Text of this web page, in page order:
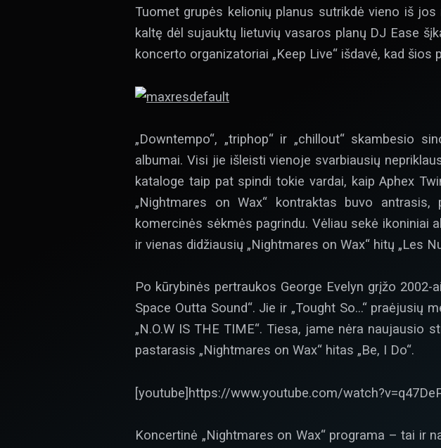
Tuomet grupės kelionių planus sutrikdė vieno iš
kaltę dėl sujauktų lietuvių vasaros planų DJ Ease
koncerto organizatoriai „Keep Live“ išdavė, kad
„Downtempo“, „triphop“ ir „chillout“ skambesio
albumai. Visi jie išleisti vienoje svarbiausių
kataloge taip pat spindi tokie vardai, kaip Aphex
„Nightmares on Wax“ kontraktas buvo
komercinės sėkmės pagrindu. Vėliau sekė ikoniniai
ir vienas didžiausių „Nightmares on Wax“ hitų „Les
Po kūrybinės pertraukos George Evelyn grįžo
Space Outta Sound“. Jie ir „Tought So…“
„N.O.W IS THE TIME“. Tiesa, jame nėra naujausio
pastarasis „Nightmares on Wax“ hitas „Be, I Do“.
[youtube]https://www.youtube.com/
Koncertinė „Nightmares on Wax“ programa – tai ir